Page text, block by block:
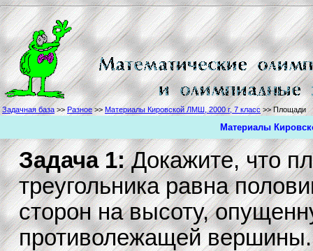
Задачная база>> Разное>> Материалы Кировской ЛМШ, 2000 г, 7 класс>> Площади
Материалы
Задача 1:Докажите, что
треугольника равна
сторон на высоту,
противолежащей вершины.